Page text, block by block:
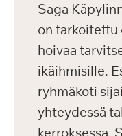
Saga
on tarkoitettu
hoivaa
ikäihmisille.
ryhmäkoti
yhteydessä